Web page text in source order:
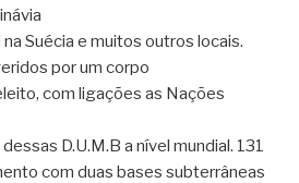
Suécia e muitos outros locais.
por um corpo
com ligações as Nações
D.U.M.B a nível mundial. 131
com duas bases subterrâneas